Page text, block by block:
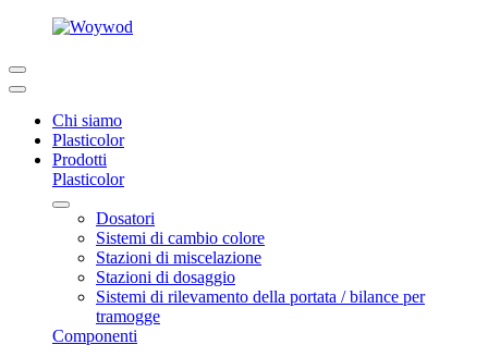
Chi siamo
Plasticolor
Prodotti
Plasticolor
Dosatori
Sistemi di cambio colore
Stazioni di miscelazione
Stazioni di dosaggio
Sistemi di rilevamento della portata / bilance per
tramogge
Componenti